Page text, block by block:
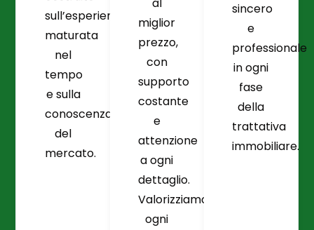
sull’esperienza
maturata
nel
tempo
e sulla
conoscenza
del
mercato.
al
miglior
prezzo,
con
supporto
costante
e
attenzione
a ogni
dettaglio.
Valorizziamo
ogni
sincero
e
professionale
in ogni
fase
della
trattativa
immobiliare.